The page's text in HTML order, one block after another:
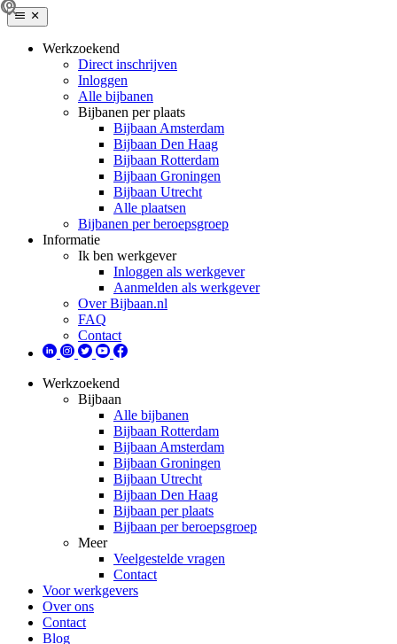
Werkzoekend
Direct inschrijven
Inloggen
Alle bijbanen
Bijbanen per plaats
Bijbaan Amsterdam
Bijbaan Den Haag
Bijbaan Rotterdam
Bijbaan Groningen
Bijbaan Utrecht
Alle plaatsen
Bijbanen per beroepsgroep
Informatie
Ik ben werkgever
Inloggen als werkgever
Aanmelden als werkgever
Over Bijbaan.nl
FAQ
Contact
Werkzoekend
Bijbaan
Alle bijbanen
Bijbaan Rotterdam
Bijbaan Amsterdam
Bijbaan Groningen
Bijbaan Utrecht
Bijbaan Den Haag
Bijbaan per plaats
Bijbaan per beroepsgroep
Meer
Veelgestelde vragen
Contact
Voor werkgevers
Over ons
Contact
Blog